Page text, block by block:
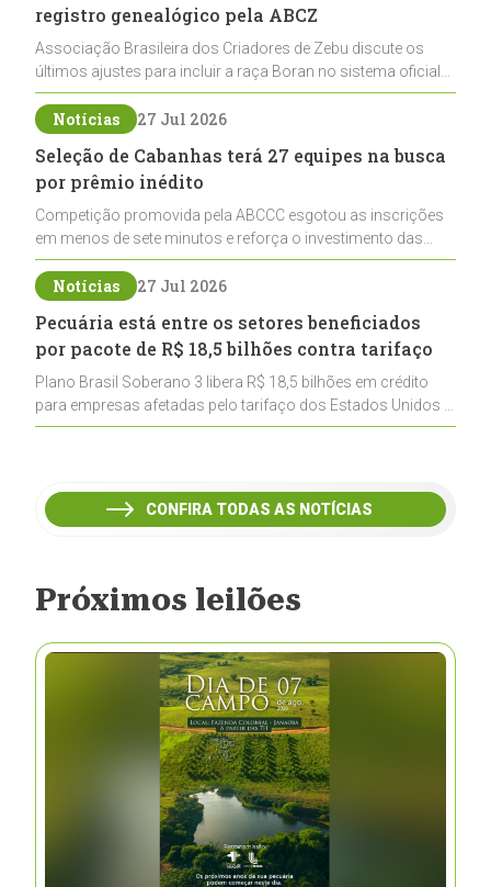
registro genealógico pela ABCZ
Associação Brasileira dos Criadores de Zebu discute os
últimos ajustes para incluir a raça Boran no sistema oficial
de registros, abrindo caminho para sua expansão na
pecuária nacional
Notícias 27 Jul 2026
Seleção de Cabanhas terá 27 equipes na busca
por prêmio inédito
Competição promovida pela ABCCC esgotou as inscrições
em menos de sete minutos e reforça o investimento das
cabanhas na seleção genética de Cavalos Crioulos voltados
ao laço
Notícias 27 Jul 2026
Pecuária está entre os setores beneficiados
por pacote de R$ 18,5 bilhões contra tarifaço
Plano Brasil Soberano 3 libera R$ 18,5 bilhões em crédito
para empresas afetadas pelo tarifaço dos Estados Unidos e
inclui a pecuária entre os setores estratégicos
CONFIRA TODAS AS NOTÍCIAS
Próximos leilões